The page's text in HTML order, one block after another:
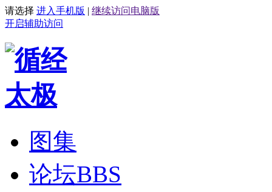
请选择 进入手机版 | 继续访问电脑版
开启辅助访问
图集
论坛BBS